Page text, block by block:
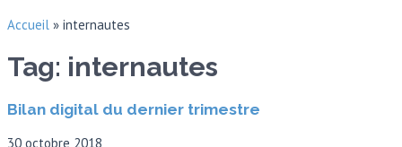
Accueil » internautes
Tag: internautes
Bilan digital du dernier trimestre
30 octobre 2018